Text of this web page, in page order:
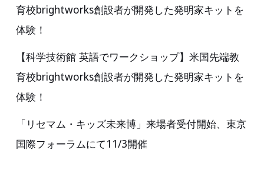
に
て
年
10
月
日
育校brightworks創設者が開発した発明家キットを
体験！
【科学技術館 英語でワークショップ】米国先端教
育校brightworks創設者が開発した発明家キットを
体験！
「リセマム・キッズ未来博」来場者受付開始、東京
国際フォーラムにて11/3開催